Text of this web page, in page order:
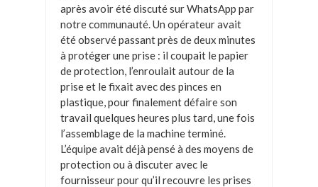
après avoir été discuté sur WhatsApp par
notre communauté. Un opérateur avait
été observé passant près de deux minutes
à protéger une prise : il coupait le papier
de protection, l’enroulait autour de la
prise et le fixait avec des pinces en
plastique, pour finalement défaire son
travail quelques heures plus tard, une fois
l’assemblage de la machine terminé.
L’équipe avait déjà pensé à des moyens de
protection ou à discuter avec le
fournisseur pour qu’il recouvre les prises